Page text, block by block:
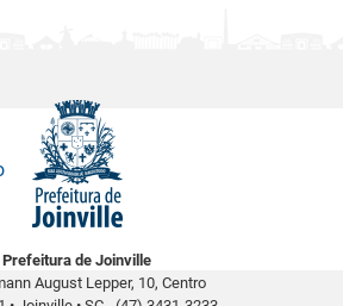
Prefeitura de Joinville
August Lepper, 10, Centro